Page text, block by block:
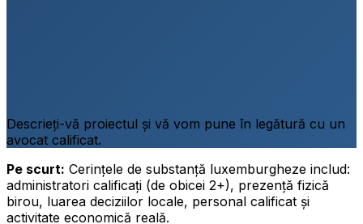
Descrieți-vă proiectul și vă vom pune în legătură cu un
avocat calificat.
Pe scurt: Cerințele de substanță luxemburgheze includ:
administratori calificați (de obicei 2+), prezență fizică
birou, luarea deciziilor locale, personal calificat și
activitate economică reală.